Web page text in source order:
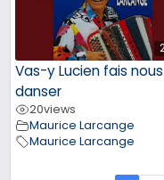
Vas-y Lucien fais nous
danser
20views
Maurice Larcange
Maurice Larcange